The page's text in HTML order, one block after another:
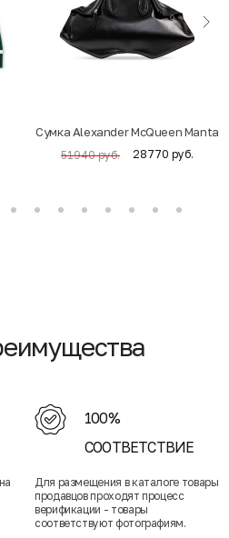
Cумка Alexander McQueen Manta
51940 руб. 28770 руб.
100%
СООТВЕТСТВИЕ
Для размещения в каталоге товары
продавцов проходят процесс
верификации - товары
соответствуют фотографиям.